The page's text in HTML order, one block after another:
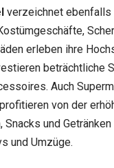
verzeichnet ebenfalls
erleben ihre
beträchtliche
Auch
von der
Snacks und
und Umzüge.